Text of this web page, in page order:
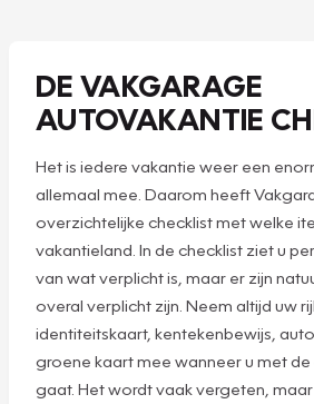
DE VAKGARAGE
AUTOVAKANTIE
Het is iedere vakantie weer een
allemaal mee. Daarom heeft
overzichtelijke checklist met welke
vakantieland. In de checklist ziet u
van wat verplicht is, maar er zijn
overal verplicht zijn. Neem altijd uw
identiteitskaart, kentekenbewijs,
groene kaart mee wanneer u met
gaat. Het wordt vaak vergeten,